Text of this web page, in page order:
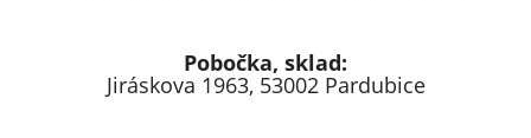
Pobočka, sklad:
Jiráskova 1963, 53002 Pardubice